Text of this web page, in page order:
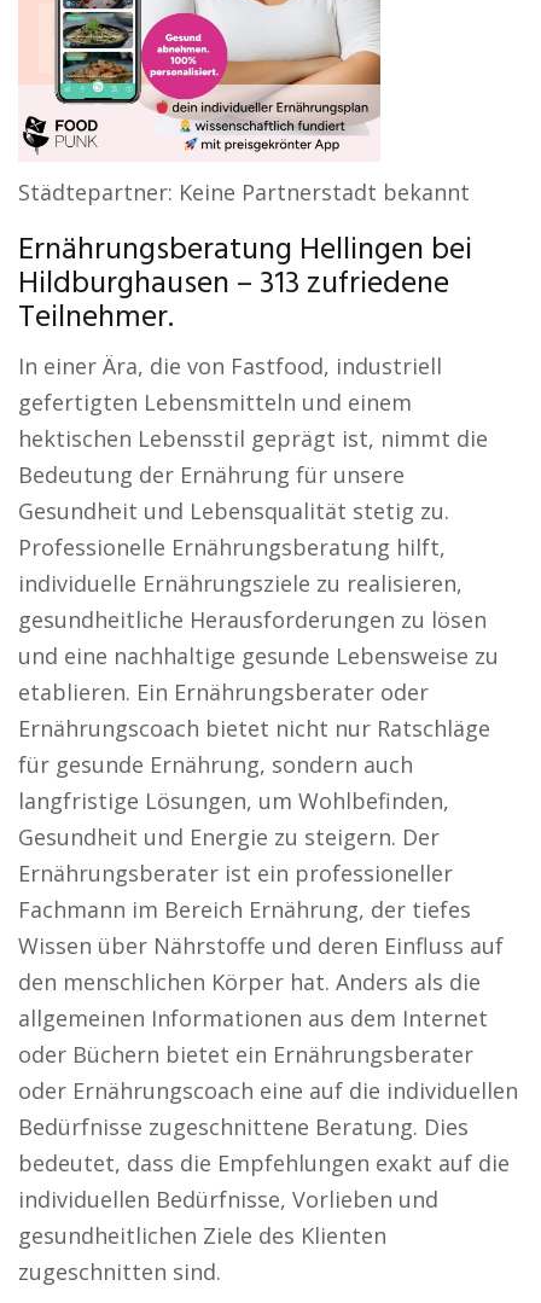
Städtepartner: Keine Partnerstadt bekannt
Ernährungsberatung Hellingen bei
Hildburghausen – 313 zufriedene
Teilnehmer.
In einer Ära, die von Fastfood, industriell
gefertigten Lebensmitteln und einem
hektischen Lebensstil geprägt ist, nimmt die
Bedeutung der Ernährung für unsere
Gesundheit und Lebensqualität stetig zu.
Professionelle Ernährungsberatung hilft,
individuelle Ernährungsziele zu realisieren,
gesundheitliche Herausforderungen zu lösen
und eine nachhaltige gesunde Lebensweise zu
etablieren. Ein Ernährungsberater oder
Ernährungscoach bietet nicht nur Ratschläge
für gesunde Ernährung, sondern auch
langfristige Lösungen, um Wohlbefinden,
Gesundheit und Energie zu steigern. Der
Ernährungsberater ist ein professioneller
Fachmann im Bereich Ernährung, der tiefes
Wissen über Nährstoffe und deren Einfluss auf
den menschlichen Körper hat. Anders als die
allgemeinen Informationen aus dem Internet
oder Büchern bietet ein Ernährungsberater
oder Ernährungscoach eine auf die individuellen
Bedürfnisse zugeschnittene Beratung. Dies
bedeutet, dass die Empfehlungen exakt auf die
individuellen Bedürfnisse, Vorlieben und
gesundheitlichen Ziele des Klienten
zugeschnitten sind.